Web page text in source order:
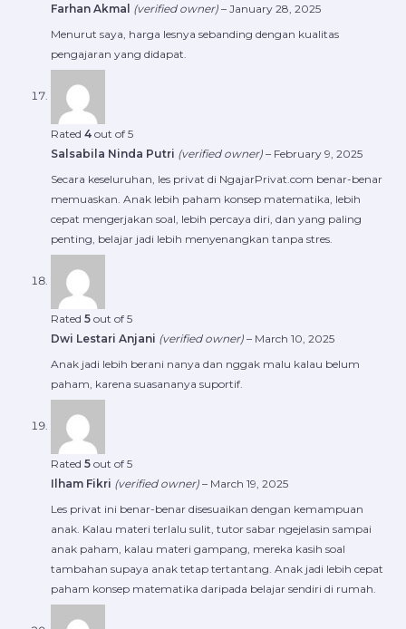
Farhan Akmal (verified owner) – January 28, 2025
Menurut saya, harga lesnya sebanding dengan kualitas
pengajaran yang didapat.
Rated 4 out of 5
Salsabila Ninda Putri (verified owner) – February 9, 2025
Secara keseluruhan, les privat di NgajarPrivat.com benar-benar
memuaskan. Anak lebih paham konsep matematika, lebih
cepat mengerjakan soal, lebih percaya diri, dan yang paling
penting, belajar jadi lebih menyenangkan tanpa stres.
Rated 5 out of 5
Dwi Lestari Anjani (verified owner) – March 10, 2025
Anak jadi lebih berani nanya dan nggak malu kalau belum
paham, karena suasananya suportif.
Rated 5 out of 5
Ilham Fikri (verified owner) – March 19, 2025
Les privat ini benar-benar disesuaikan dengan kemampuan
anak. Kalau materi terlalu sulit, tutor sabar ngejelasin sampai
anak paham, kalau materi gampang, mereka kasih soal
tambahan supaya anak tetap tertantang. Anak jadi lebih cepat
paham konsep matematika daripada belajar sendiri di rumah.